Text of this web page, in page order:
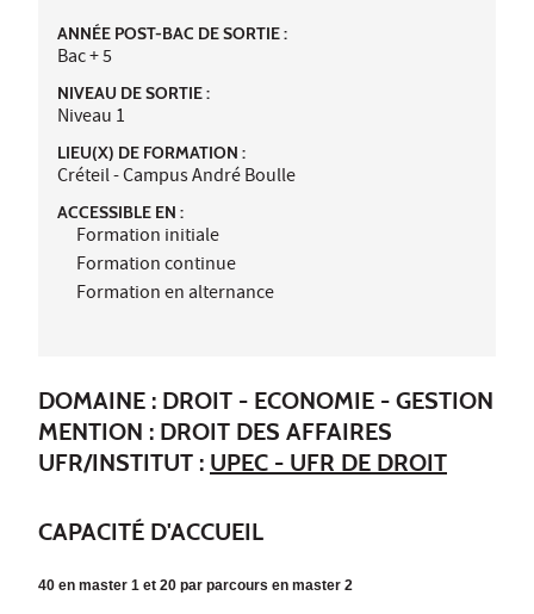
ANNÉE POST-BAC DE SORTIE :
Bac + 5
NIVEAU DE SORTIE :
Niveau 1
LIEU(X) DE FORMATION :
Créteil - Campus André Boulle
ACCESSIBLE EN :
Formation initiale
Formation continue
Formation en alternance
DOMAINE : DROIT - ECONOMIE - GESTION
MENTION : DROIT DES AFFAIRES
UFR/INSTITUT : UPEC - UFR DE DROIT
CAPACITÉ D'ACCUEIL
40 en master 1 et 20 par parcours en master 2